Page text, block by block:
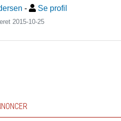
- Se profil
2015-10-25